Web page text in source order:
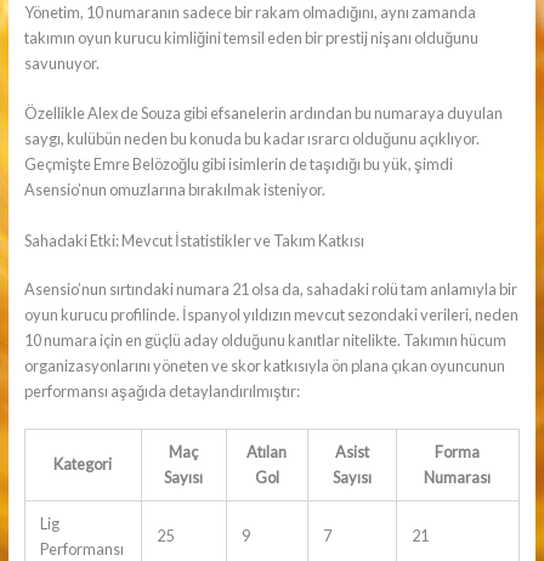
Yönetim, 10 numaranın sadece bir rakam olmadığını, aynı zamanda
takımın oyun kurucu kimliğini temsil eden bir prestij nişanı olduğunu
savunuyor.
Özellikle Alex de Souza gibi efsanelerin ardından bu numaraya duyulan
saygı, kulübün neden bu konuda bu kadar ısrarcı olduğunu açıklıyor.
Geçmişte Emre Belözoğlu gibi isimlerin de taşıdığı bu yük, şimdi
Asensio’nun omuzlarına bırakılmak isteniyor.
Sahadaki Etki: Mevcut İstatistikler ve Takım Katkısı
Asensio’nun sırtındaki numara 21 olsa da, sahadaki rolü tam anlamıyla bir
oyun kurucu profilinde. İspanyol yıldızın mevcut sezondaki verileri, neden
10 numara için en güçlü aday olduğunu kanıtlar nitelikte. Takımın hücum
organizasyonlarını yöneten ve skor katkısıyla ön plana çıkan oyuncunun
performansı aşağıda detaylandırılmıştır:
Kategori
Maç
Sayısı
Atılan
Gol
Asist
Sayısı
Forma
Numarası
Lig
Performansı
25 9 7 21